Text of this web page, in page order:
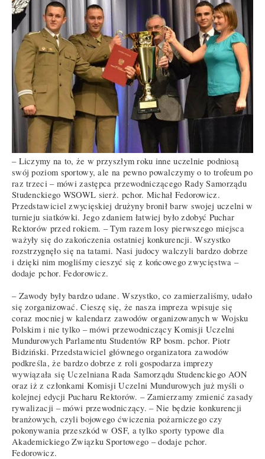
– Liczymy na to, że w przyszłym roku inne uczelnie podniosą
swój poziom sportowy, ale na pewno powalczymy o to trofeum po
raz trzeci – mówi zastępca przewodniczącego Rady Samorządu
Studenckiego WSOWL sierż. pchor. Michał Fedorowicz.
Przedstawiciel zwycięskiej drużyny bronił barw swojej uczelni w
turnieju siatkówki. Jego zdaniem łatwiej było zdobyć Puchar
Rektorów przed rokiem. – Tym razem losy pierwszego miejsca
ważyły się do zakończenia ostatniej konkurencji. Wszystko
rozstrzygnęło się na tatami. Nasi judocy walczyli bardzo dobrze
i dzięki nim mogliśmy cieszyć się z końcowego zwycięstwa –
dodaje pchor. Fedorowicz.
– Zawody były bardzo udane. Wszystko, co zamierzaliśmy, udało
się zorganizować. Cieszę się, że nasza impreza wpisuje się
coraz mocniej w kalendarz zawodów organizowanych w Wojsku
Polskim i nie tylko – mówi przewodniczący Komisji Uczelni
Mundurowych Parlamentu Studentów RP bosm. pchor. Piotr
Bidziński. Przedstawiciel głównego organizatora zawodów
podkreśla, że bardzo dobrze z roli gospodarza imprezy
wywiązała się Uczelniana Rada Samorządu Studenckiego AON
oraz iż z członkami Komisji Uczelni Mundurowych już myśli o
kolejnej edycji Pucharu Rektorów. – Zamierzamy zmienić zasady
rywalizacji – mówi przewodniczący. – Nie będzie konkurencji
branżowych, czyli bojowego ćwiczenia pożarniczego czy
pokonywania przeszkód w OSF, a tylko sporty typowe dla
Akademickiego Związku Sportowego – dodaje pchor.
Fedorowicz.